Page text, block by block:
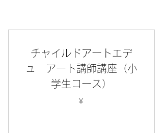
チャイルドアートエデ
ュ アート講師講座（小
学生コース）
￥